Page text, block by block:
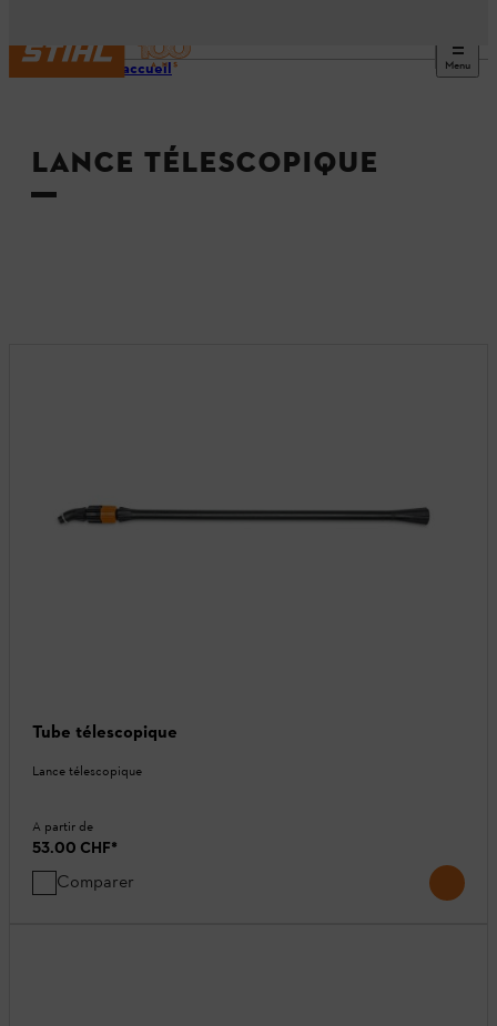
Menu
Page d’accueil
LANCE TÉLESCOPIQUE
Tube télescopique
Lance télescopique
A partir de
53.00 CHF*
Comparer